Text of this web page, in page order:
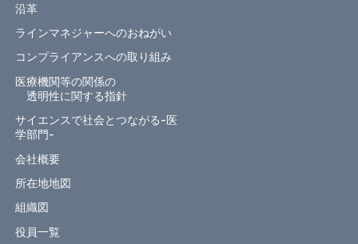
沿革
ラインマネジャーへのおねがい
コンプライアンスへの取り組み
医療機関等の関係の
透明性に関する指針
サイエンスで社会とつながる-医
学部門-
会社概要
所在地地図
組織図
役員一覧